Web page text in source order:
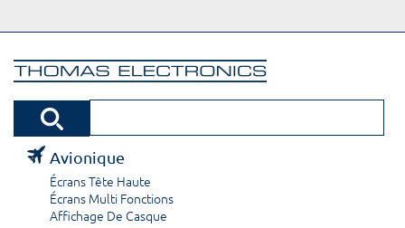
Avionique
Écrans Tête Haute
Écrans Multi Fonctions
Affichage De Casque